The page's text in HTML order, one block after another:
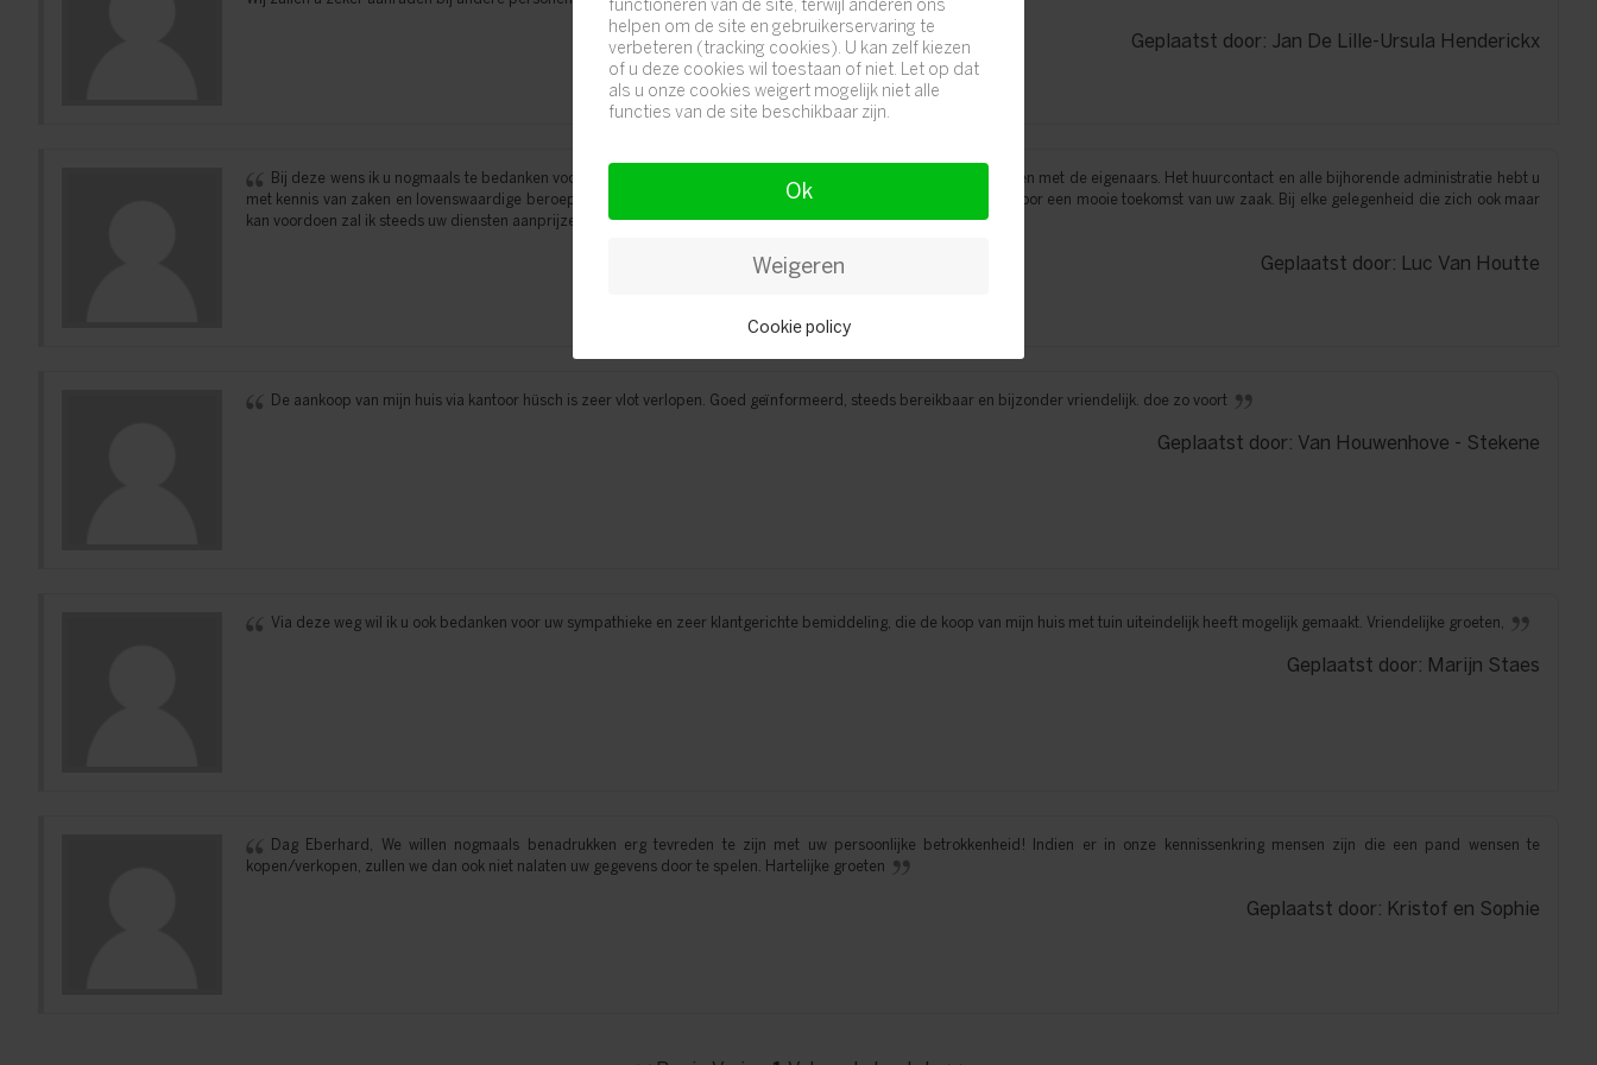
Geplaatst door: Jan De Lille-Ursula Henderickx
Bij deze wens ik u nogmaals te bedanken voor uw inzet, medewerking en deskundigheid bij de onderhandelingen met de eigenaars. Het huurcontact en alle bijhorende administratie hebt u
met kennis van zaken en lovenswaardige beroepsernst opgemaakt. Dergelijke manier van werken is een garantie voor een mooie toekomst van uw zaak. Bij elke gelegenheid die zich ook maar
kan voordoen zal ik steeds uw diensten aanprijzen. Vriendelijke groeten.
Geplaatst door: Luc Van Houtte
De aankoop van mijn huis via kantoor hüsch is zeer vlot verlopen. Goed geïnformeerd, steeds bereikbaar en bijzonder vriendelijk. doe zo voort
Geplaatst door: Van Houwenhove - Stekene
Via deze weg wil ik u ook bedanken voor uw sympathieke en zeer klantgerichte bemiddeling, die de koop van mijn huis met tuin uiteindelijk heeft mogelijk gemaakt. Vriendelijke groeten,
Geplaatst door: Marijn Staes
Dag Eberhard, We willen nogmaals benadrukken erg tevreden te zijn met uw persoonlijke betrokkenheid! Indien er in onze kennissenkring mensen zijn die een pand wensen te
kopen/verkopen, zullen we dan ook niet nalaten uw gegevens door te spelen. Hartelijke groeten
Geplaatst door: Kristof en Sophie
functioneren van de site, terwijl anderen ons
helpen om de site en gebruikerservaring te
verbeteren (tracking cookies). U kan zelf kiezen
of u deze cookies wil toestaan of niet. Let op dat
als u onze cookies weigert mogelijk niet alle
functies van de site beschikbaar zijn.
Ok
Weigeren
Cookie policy